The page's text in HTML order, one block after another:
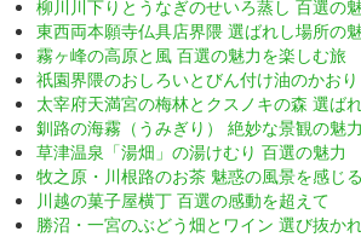
柳川川下りとうなぎのせいろ蒸し 百選の
東西両本願寺仏具店界隈 選ばれし場所の
霧ヶ峰の高原と風 百選の魅力を楽しむ旅
祇園界隈のおしろいとびん付け油のかお
太宰府天満宮の梅林とクスノキの森 選ば
釧路の海霧（うみぎり） 絶妙な景観の魅力
草津温泉「湯畑」の湯けむり 百選の魅力
牧之原・川根路のお茶 魅惑の風景を感じ
川越の菓子屋横丁 百選の感動を超えて
勝沼・一宮のぶどう畑とワイン 選び抜か